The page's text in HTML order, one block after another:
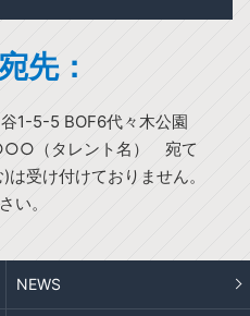
先：
1-5-5 BOF6代々木公園
（タレント名） 宛て
受け付けておりません。
い。
NEWS